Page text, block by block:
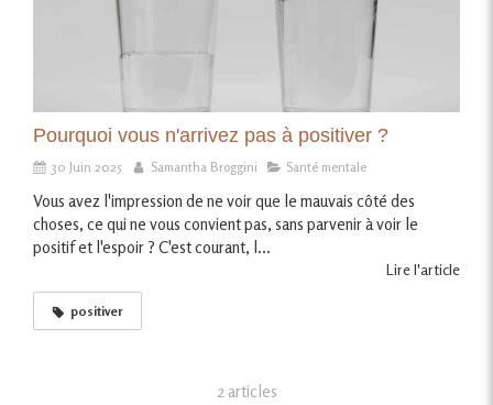
Pourquoi vous n'arrivez pas à positiver ?
30 Juin 2025 Samantha Broggini Santé mentale
Vous avez l'impression de ne voir que le mauvais côté des
choses, ce qui ne vous convient pas, sans parvenir à voir le
positif et l'espoir ? C'est courant, l...
Lire l'article
positiver
2 articles